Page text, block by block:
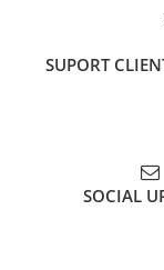
Fertilizanți foliari
Biostimulatori
SUPORT
SOCIAL